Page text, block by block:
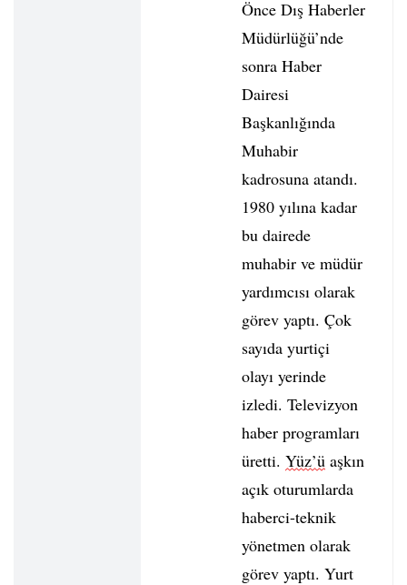
Önce Dış Haberler
Müdürlüğü’nde
sonra Haber
Dairesi
Başkanlığında
Muhabir
kadrosuna atandı.
1980 yılına kadar
bu dairede
muhabir ve müdür
yardımcısı olarak
görev yaptı. Çok
sayıda yurtiçi
olayı yerinde
izledi. Televizyon
haber programları
üretti. Yüz’ü aşkın
açık oturumlarda
haberci-teknik
yönetmen olarak
görev yaptı. Yurt